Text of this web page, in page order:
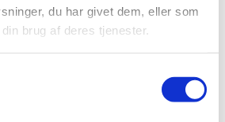
du har givet dem, eller som
brug af deres tjenester.
!